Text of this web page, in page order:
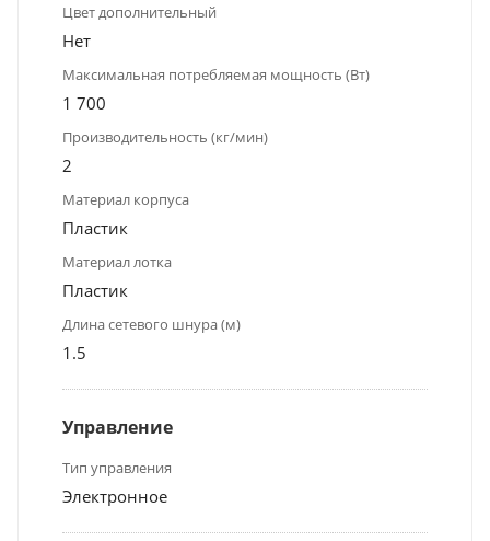
Цвет дополнительный
Нет
Максимальная потребляемая мощность (Вт)
1 700
Производительность (кг/мин)
2
Материал корпуса
Пластик
Материал лотка
Пластик
Длина сетевого шнура (м)
1.5
Управление
Тип управления
Электронное